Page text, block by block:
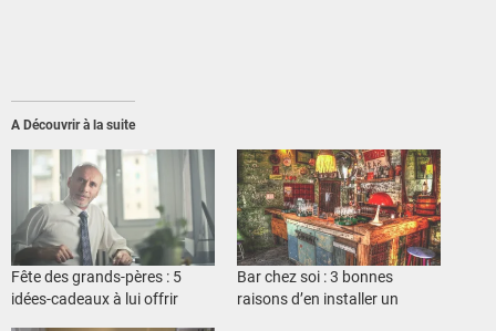
A Découvrir à la suite
Fête des grands-pères : 5
idées-cadeaux à lui offrir
Bar chez soi : 3 bonnes
raisons d’en installer un